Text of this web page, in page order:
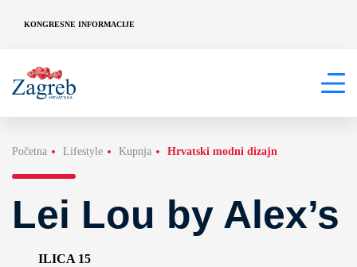
KONGRESNE INFORMACIJE
Početna Lifestyle Kupnja Hrvatski modni dizajn
Lei Lou by Alex’s
ILICA 15